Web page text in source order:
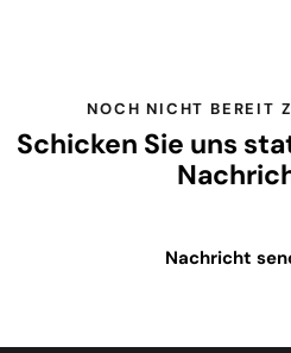
NOCH NICHT BEREIT
Schicken Sie uns
Nachricht